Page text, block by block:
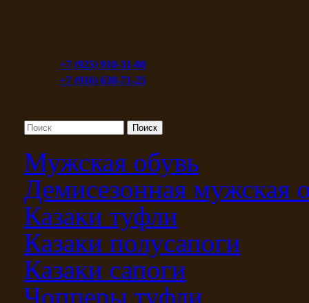
+7 (925) 910-31-00
+7 (916) 630-71-25
Мужская обувь
Демисезонная мужская
Казаки туфли
Казаки полусапоги
Казаки сапоги
Чопперы туфли